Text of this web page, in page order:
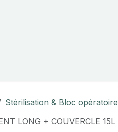
Stérilisation & Bloc opératoire
LONG + COUVERCLE 15L